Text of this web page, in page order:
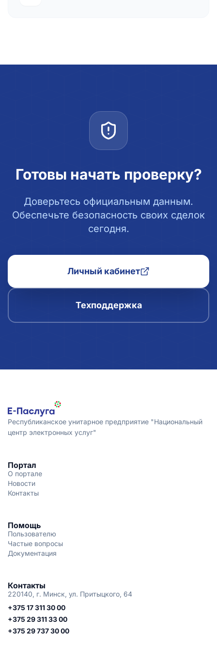
Готовы начать проверку?
Доверьтесь официальным данным.
Обеспечьте безопасность своих сделок
сегодня.
Личный кабинет
Техподдержка
Республиканское унитарное предприятие "Национальный
центр электронных услуг"
Портал
О портале
Новости
Контакты
Помощь
Пользователю
Частые вопросы
Документация
Контакты
220140, г. Минск, ул. Притыцкого, 64
+375 17 311 30 00
+375 29 311 33 00
+375 29 737 30 00